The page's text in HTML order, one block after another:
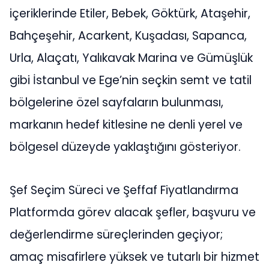
içeriklerinde Etiler, Bebek, Göktürk, Ataşehir,
Bahçeşehir, Acarkent, Kuşadası, Sapanca,
Urla, Alaçatı, Yalıkavak Marina ve Gümüşlük
gibi İstanbul ve Ege’nin seçkin semt ve tatil
bölgelerine özel sayfaların bulunması,
markanın hedef kitlesine ne denli yerel ve
bölgesel düzeyde yaklaştığını gösteriyor.
Şef Seçim Süreci ve Şeffaf Fiyatlandırma
Platformda görev alacak şefler, başvuru ve
değerlendirme süreçlerinden geçiyor;
amaç misafirlere yüksek ve tutarlı bir hizmet